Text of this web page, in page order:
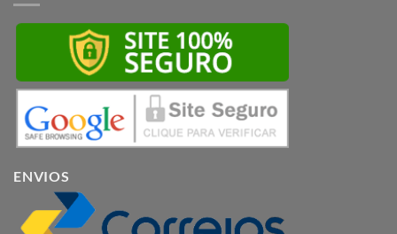
ENVIOS